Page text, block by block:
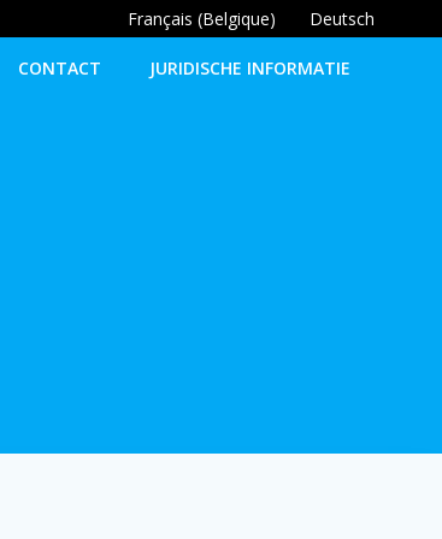
Français (Belgique) Deutsch
CONTACT JURIDISCHE INFORMATIE